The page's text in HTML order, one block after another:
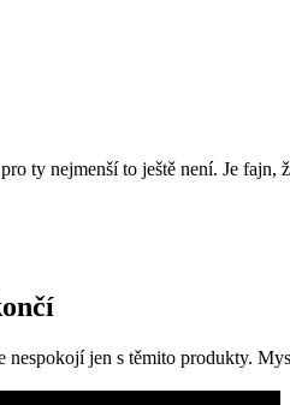
ty nejmenší to ještě není. Je fajn,
nespokojí jen s těmito produkty.